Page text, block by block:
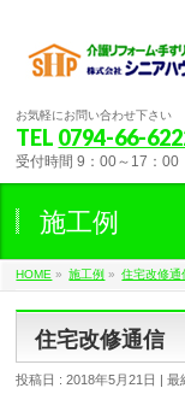
お気軽にお問い合わせ下さい
TEL 0794-66-
受付時間 9：00～17：00
施工例
HOME » 施工例 » 住宅改修通
住宅改修通信
投稿日 : 2018年5月21日 最